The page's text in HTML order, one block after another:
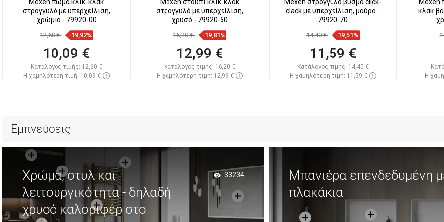
Mexen πώμα κλικ-κλακ
στρογγυλό με υπερχείλιση,
χρώμιο - 79920-00
12,60 € -19,92%
10,09 €
Κατάλογος τιμής: 12,60 €
Η χαμηλότερη τιμή: 10,09 €
Mexen στούπι κλικ-κλακ
στρογγυλό με υπερχείλιση,
χρυσό - 79920-50
16,20 € -19,81%
12,99 €
Κατάλογος τιμής: 16,20 €
Η χαμηλότερη τιμή: 12,99 €
Mexen στρογγυλό βύσμα click-
clack με υπερχείλιση, μαύρο -
79920-70
14,40 € -19,51%
11,59 €
Κατάλογος τιμής: 14,40 €
Η χαμηλότερη τιμή: 11,59 €
Mexen
κλακ
Η
Εμπνεύσεις
Χρώμα, στυλ και
λειτουργικότητα - δηλαδή
χρυσό καλοριφέρ στο
33234
Μπανιέρα επενδεδυμένη
πλακάκια